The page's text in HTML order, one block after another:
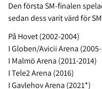
Den första SM-finalen
sedan dess varit värd för
På Hovet (2002-2004)
I Globen/Avicii Arena
I Malmö Arena (2011-2014)
I Tele2 Arena (2016)
I Gavlehov Arena (2021*)